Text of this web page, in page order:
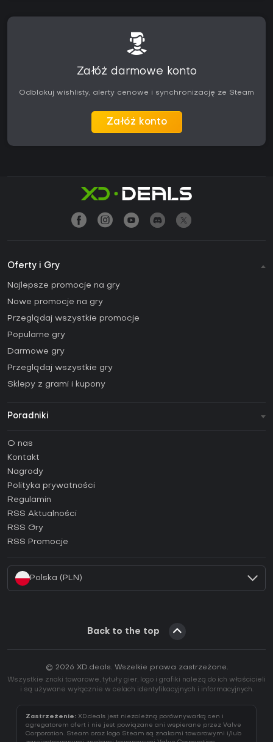
Załóż darmowe konto
Odblokuj wishlisty, alerty cenowe i synchronizację ze Steam
Załóż konto
Oferty i Gry
Najlepsze promocje na gry
Nowe promocje na gry
Przeglądaj wszystkie promocje
Popularne gry
Darmowe gry
Przeglądaj wszystkie gry
Sklepy z grami i kupony
Poradniki
Poradniki
Jak aktywować klucz Steam (CD Key)?
Jak aktywować klucz Epic Games (CD Key)?
Jak aktywować klucz GOG (CD Key)?
Jak aktywować klucz Ubisoft Connect (CD Key)?
O nas
Kontakt
Nagrody
Polityka prywatności
Regulamin
RSS Aktualności
RSS Gry
RSS Promocje
Polska (PLN)
Back to the top
© 2026 XD.deals. Wszelkie prawa zastrzeżone.
Wszystkie znaki towarowe, tytuły gier, logo i grafiki należą do ich właścicieli
i są używane wyłącznie w celach identyfikacyjnych i informacyjnych.
Zastrzeżenie: XD.deals jest niezależną porównywarką cen i
agregatorem ofert i nie jest powiązane ani wspierane przez Valve
Corporation. Steam oraz logo Steam są znakami towarowymi i/lub